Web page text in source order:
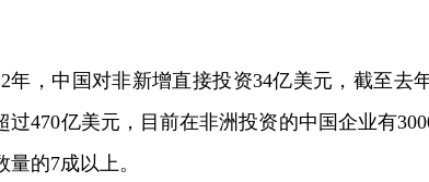
年，中国对非新增直接投资34亿美元，截至去
过470亿美元，目前在非洲投资的中国企业有
量的7成以上。